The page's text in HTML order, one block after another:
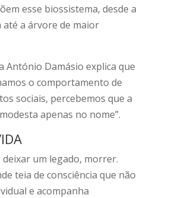
esse biossistema, desde a
a árvore de maior
António Damásio explica que
o comportamento de
sociais, percebemos que a
apenas no nome”.
deixar um legado, morrer.
teia de consciência que não
e acompanha